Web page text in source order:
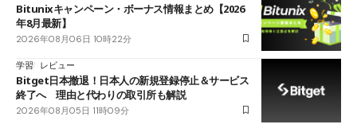
Bitunixキャンペーン・ボーナス情報まとめ【2026
年8月最新】
2026年08月06日 10時22分
学習 レビュー
Bitget日本撤退！日本人の新規登録停止＆サービス
終了へ 理由と代わりの取引所も解説
2026年08月05日 11時09分